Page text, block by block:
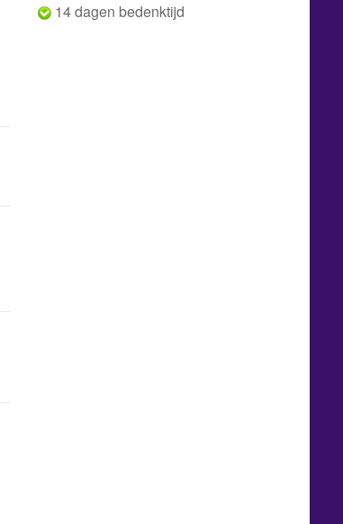
14 dagen bedenktijd